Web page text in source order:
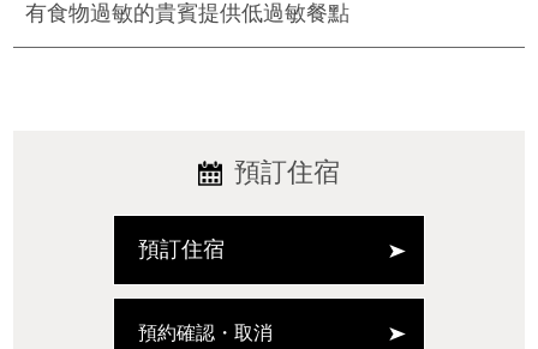
有食物過敏的貴賓提供低過敏餐點
預訂住宿
預訂住宿
預約確認・取消